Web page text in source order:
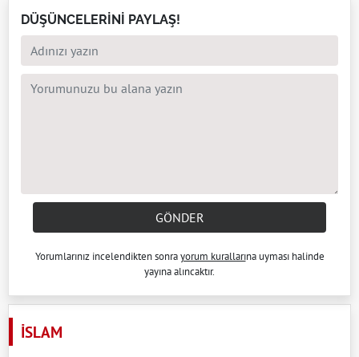
DÜŞÜNCELERİNİ PAYLAŞ!
GÖNDER
Yorumlarınız incelendikten sonrayorum kurallarına uyması halinde
yayına alıncaktır.
İSLAM